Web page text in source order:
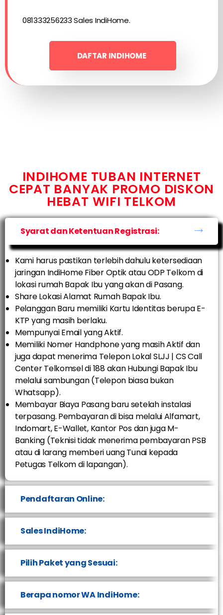
081333256233 Sales IndiHome.
DAFTAR INDIHOME
INDIHOME TUBAN INTERNET
CEPAT BANYAK PROMO DISKON
HEBAT WIFI TELKOM
Syarat dan Ketentuan Registrasi:
Kami harus pastikan terlebih dahulu ketersediaan
jaringan IndiHome Fiber Optik atau ODP Telkom di
lokasi rumah Bapak Ibu yang akan di Pasang.
Share Lokasi Alamat Rumah Bapak Ibu.
Pelanggan Baru memiliki Kartu Identitas berupa E-
KTP yang masih berlaku.
Mempunyai Email yang Aktif.
Memiliki Nomer Handphone yang masih Aktif dan
juga dapat menerima Telepon Lokal SLJJ | CS Call
Center Telkomsel di 188 akan Hubungi Bapak Ibu
melalui sambungan (Telepon biasa bukan
Whatsapp).
Membayar Biaya Pasang baru setelah instalasi
terpasang. Pembayaran di bisa melalui Alfamart,
Indomart, E-Wallet, Kantor Pos dan juga M-
Banking (Teknisi tidak menerima pembayaran PSB
atau di larang memberi uang Tunai kepada
Petugas Telkom di lapangan).
Pendaftaran Online:
Sales IndiHome:
Pilih Paket yang Sesuai:
Berapa nomor WA IndiHome: